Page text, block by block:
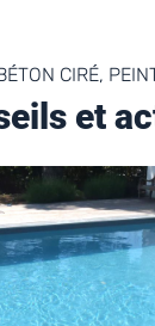
CIRÉ,
et